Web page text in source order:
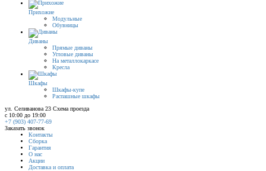
Прихожие
Модульные
Обувницы
Диваны
Прямые диваны
Угловые диваны
На металлокаркасе
Кресла
Шкафы
Шкафы-купе
Распашные шкафы
ул. Селиванова 23 Схема проезда
с 10:00 до 19:00
+7 (903) 407-77-69
Заказать звонок
Контакты
Сборка
Гарантия
О нас
Акции
Доставка и оплата